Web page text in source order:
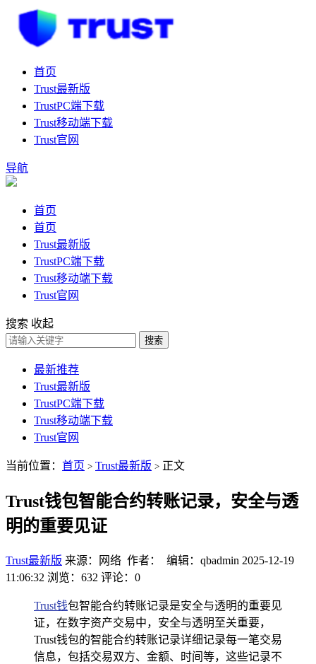
首页
Trust最新版
TrustPC端下载
Trust移动端下载
Trust官网
导航
首页
首页
Trust最新版
TrustPC端下载
Trust移动端下载
Trust官网
搜索 收起
搜索
最新推荐
Trust最新版
TrustPC端下载
Trust移动端下载
Trust官网
当前位置： 首页 > Trust最新版 > 正文
Trust钱包智能合约转账记录，安全与透
明的重要见证
Trust最新版 来源：网络 作者： 编辑：qbadmin 2025-12-19
11:06:32 浏览：632 评论：0
Trust钱包智能合约转账记录是安全与透明的重要见
证，在数字资产交易中，安全与透明至关重要，
Trust钱包的智能合约转账记录详细记录每一笔交易
信息，包括交易双方、金额、时间等，这些记录不